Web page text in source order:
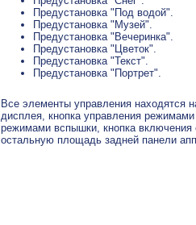
Предустановка "Под водой".
Предустановка "Музей".
Предустановка "Вечеринка".
Предустановка "Цветок".
Предустановка "Текст".
Предустановка "Портрет".
Все элементы управления находятся
дисплея, кнопка управления
режимами вспышки, кнопка
остальную площадь задней панели